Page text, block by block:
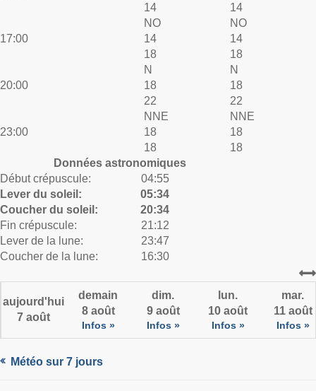
14
14
17:00
NO
14
18
NO
14
18
20:00
N
18
22
N
18
22
23:00
NNE
18
18
NNE
18
18
Données astronomiques
Début crépuscule:
Lever du soleil:
Coucher du soleil:
Fin crépuscule:
04:55
05:34
20:34
21:12
Lever de la lune:
Coucher de la lune:
23:47
16:30
aujourd'hui
7 août
demain
8 août
Infos »
dim.
9 août
Infos »
lun.
10 août
Infos »
mar.
11 août
Infos »
Météo sur 7 jours